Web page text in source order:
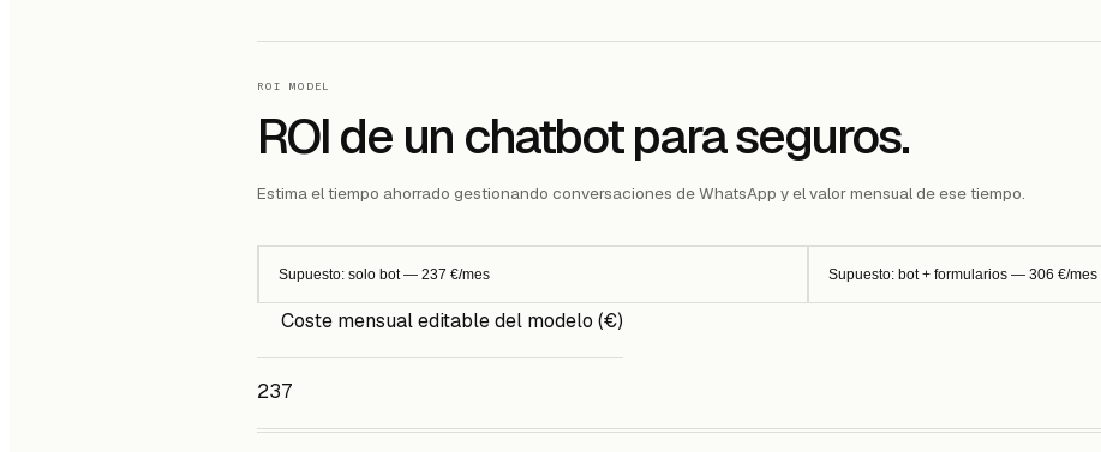
ROI MODEL
ROI de un chatbot para seguros.
Estima el tiempo ahorrado gestionando conversaciones de WhatsApp y el valor mensual de ese tiempo.
Supuesto: solo bot — 237 €/mes Supuesto: bot + formularios — 306 €/mes
Coste mensual editable del modelo (€)